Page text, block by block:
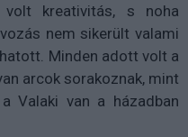
volt kreativitás, s noha
nem sikerült valami
Minden adott volt a
arcok sorakoznak, mint
Valaki van a házadban